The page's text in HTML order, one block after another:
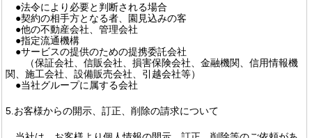
●法令により必要と判断される場合
●契約の相手方となる者、園見込みの客
●他の不動産会社、管理会社
●指定流通機構
●サービスの提供のための提携委託会社
（保証会社、信販会社、損害保険会社、金融機関、信用情報機
関、施工会社、設備販売会社、引越会社等）
●当社グループに属する会社
5.お客様からの開示、訂正、削除の請求について